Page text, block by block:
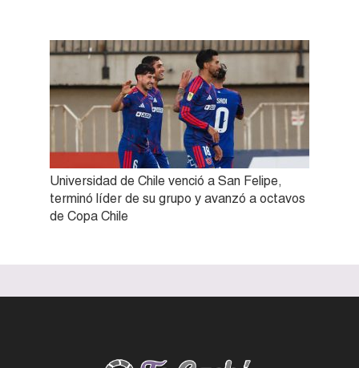
Universidad de Chile venció a San Felipe,
terminó líder de su grupo y avanzó a octavos
de Copa Chile